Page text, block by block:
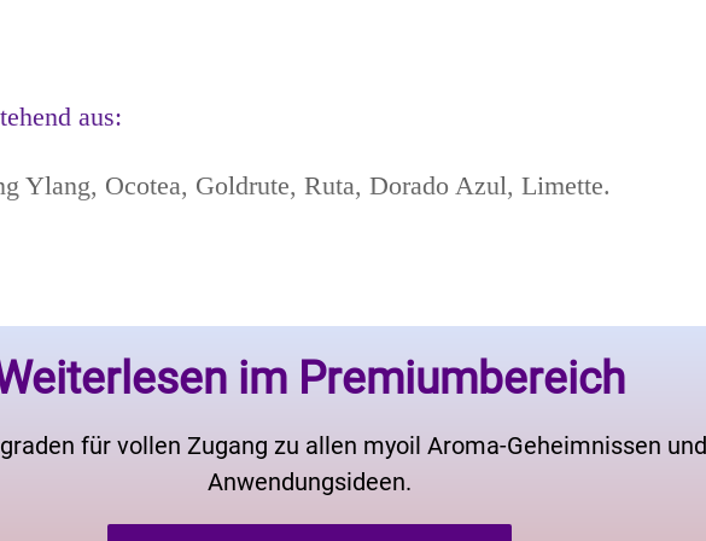
aus:
Ylang, Ocotea, Goldrute, Ruta, Dorado Azul, Limette.
im Premiumbereich
für vollen Zugang zu allen myoil Aroma-Geheimnissen und
Anwendungsideen.